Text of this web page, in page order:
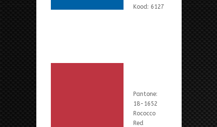
Kood: 6127
Pantone:
18-1652
Rococco
Red